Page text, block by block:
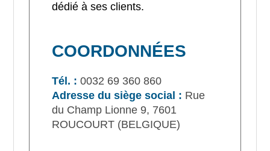
dédié à ses clients.
COORDONNÉES
Tél. : 0032 69 360 860
Adresse du siège social : Rue
du Champ Lionne 9, 7601
ROUCOURT (BELGIQUE)